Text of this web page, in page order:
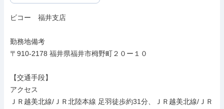
ビコー　福井支店
勤務地備考
〒910-2178 福井県福井市栂野町２０ー１０
【交通手段】
アクセス
ＪＲ越美北線/ＪＲ北陸本線 足羽徒歩約31分、ＪＲ越美北線/ＪＲ